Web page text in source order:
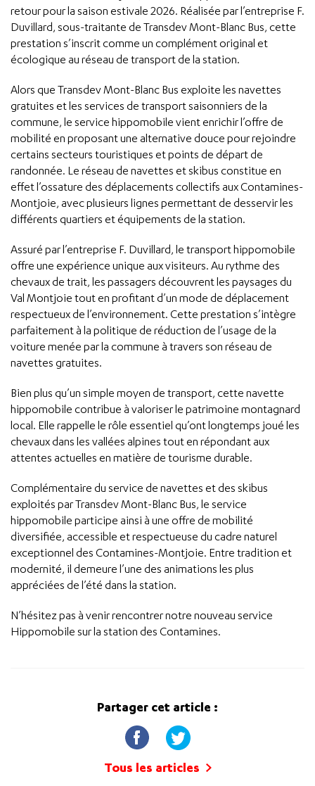
retour pour la saison estivale 2026. Réalisée par l’entreprise F.
Duvillard, sous-traitante de Transdev Mont-Blanc Bus, cette
prestation s’inscrit comme un complément original et
écologique au réseau de transport de la station.
Alors que Transdev Mont-Blanc Bus exploite les navettes
gratuites et les services de transport saisonniers de la
commune, le service hippomobile vient enrichir l’offre de
mobilité en proposant une alternative douce pour rejoindre
certains secteurs touristiques et points de départ de
randonnée. Le réseau de navettes et skibus constitue en
effet l’ossature des déplacements collectifs aux Contamines-
Montjoie, avec plusieurs lignes permettant de desservir les
différents quartiers et équipements de la station.
Assuré par l’entreprise F. Duvillard, le transport hippomobile
offre une expérience unique aux visiteurs. Au rythme des
chevaux de trait, les passagers découvrent les paysages du
Val Montjoie tout en profitant d’un mode de déplacement
respectueux de l’environnement. Cette prestation s’intègre
parfaitement à la politique de réduction de l’usage de la
voiture menée par la commune à travers son réseau de
navettes gratuites.
Bien plus qu’un simple moyen de transport, cette navette
hippomobile contribue à valoriser le patrimoine montagnard
local. Elle rappelle le rôle essentiel qu’ont longtemps joué les
chevaux dans les vallées alpines tout en répondant aux
attentes actuelles en matière de tourisme durable.
Complémentaire du service de navettes et des skibus
exploités par Transdev Mont-Blanc Bus, le service
hippomobile participe ainsi à une offre de mobilité
diversifiée, accessible et respectueuse du cadre naturel
exceptionnel des Contamines-Montjoie. Entre tradition et
modernité, il demeure l’une des animations les plus
appréciées de l’été dans la station.
N’hésitez pas à venir rencontrer notre nouveau service
Hippomobile sur la station des Contamines.
Partager cet article :
Tous les articles